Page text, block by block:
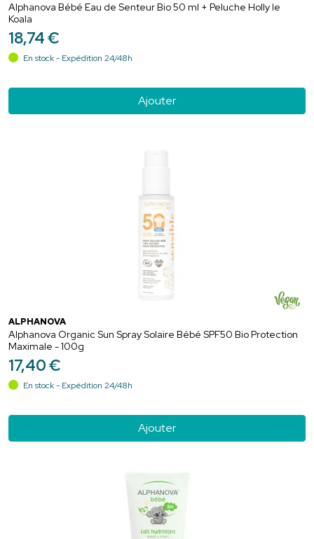
Alphanova Bébé Eau de Senteur Bio 50 ml + Peluche Holly le
Koala
18,74€
En stock - Expédition 24/48h
Ajouter
ALPHANOVA
Alphanova Organic Sun Spray Solaire Bébé SPF50 Bio Protection
Maximale - 100g
17,40€
En stock - Expédition 24/48h
Ajouter